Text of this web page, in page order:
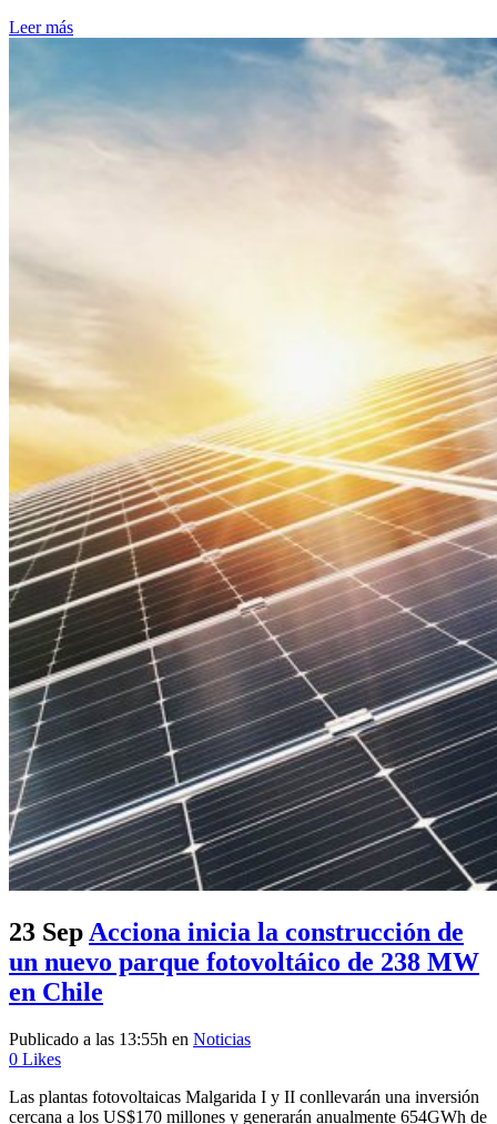
Leer más
23 Sep Acciona inicia la construcción de
un nuevo parque fotovoltáico de 238 MW
en Chile
Publicado a las 13:55h en Noticias
0 Likes
Las plantas fotovoltaicas Malgarida I y II conllevarán una inversión
cercana a los US$170 millones y generarán anualmente 654GWh de